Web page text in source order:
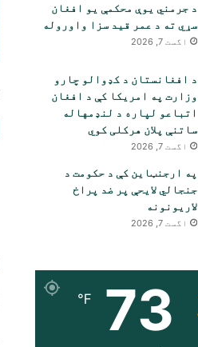
د جرمني یوې محکمې یو افغان
سړي ته د عمر قید سزا واوروله
اگست 7, 2026
د افغانستان د کډوالو چارو
وزارت په امریکا کې د افغان
اتباعو لپاره د لنډمهاله
ساتنې پلان هرکلی کوي
اگست 7, 2026
په ارجنټاین کې د حکومت د
جنجالي لایحې پر ضد پراخ
لاریونونه
اگست 7, 2026
73
℉